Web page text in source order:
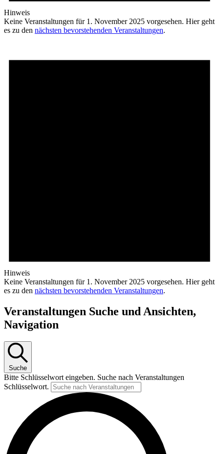
Hinweis
Keine Veranstaltungen für 1. November 2025 vorgesehen. Hier geht
es zu den nächsten bevorstehenden Veranstaltungen.
Hinweis
Keine Veranstaltungen für 1. November 2025 vorgesehen. Hier geht
es zu den nächsten bevorstehenden Veranstaltungen.
Veranstaltungen Suche und Ansichten,
Navigation
Suche
Bitte Schlüsselwort eingeben. Suche nach Veranstaltungen
Schlüsselwort.